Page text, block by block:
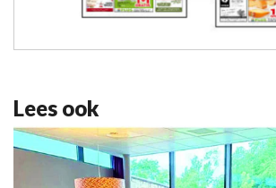
Lees ook